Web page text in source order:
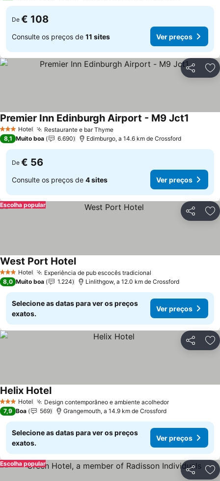
De € 108
Consulte os preços de 11 sites Ver preços
Partilhar
3 EstrelasHotel Restaurante e bar ThymeVer preços
Premier Inn Edinburgh Airport - M9 Jct1
8,1 Muito boa 6.690 Edimburgo, a 14.6 km de Crossford
De € 56
Consulte os preços de 4 sites Ver preços
Partilhar
Escolha popular
3 EstrelasHotel Experiência de pub escocês tradicional
West Port HotelVer preços
8,0 Muito boa 1.224 Linlithgow, a 12.0 km de Crossford
Selecione as datas para ver os preços
exatos.
Ver preços
Partilhar
3 EstrelasHotel Design contemporâneo e ambiente acolhedorVer preços
Helix HotelVer preços
7,9 Boa 569 Grangemouth, a 14.9 km de Crossford
Selecione as datas para ver os preços
exatos.
Ver preços
Partilhar
Escolha popular